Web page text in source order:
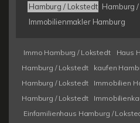
Hamburg / Lokstedt Hamburg
Immobilienmakler Hamburg
Immo Hamburg / Lokstedt Haus
Hamburg / Lokstedt
kaufen
Hamburg / Lokstedt
Immobilien
Hamburg / Lokstedt
Einfamilienhaus Hamburg /